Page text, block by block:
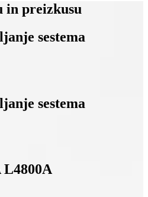
in preizkusu
sestema
sestema